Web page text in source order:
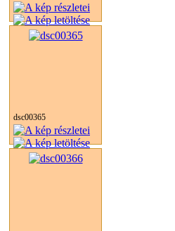
dsc00365